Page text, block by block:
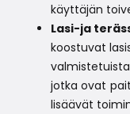
käyttäjän
Lasi-ja
koostuvat
jotka ovat
lisäävät